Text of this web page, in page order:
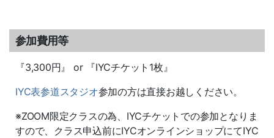
参加費用等
『3,300円』 or 『IYCチケット1枚』
IYC表参道スタジオ参加の方は直接お越しください。
※ZOOM限定クラスの為、IYCチケットでの参加となりま
すので、クラス申込前にIYCオンラインショップにてIYC